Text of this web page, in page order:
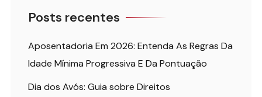
Posts recentes
Aposentadoria Em 2026: Entenda As Regras Da
Idade Mínima Progressiva E Da Pontuação
Dia dos Avós: Guia sobre Direitos